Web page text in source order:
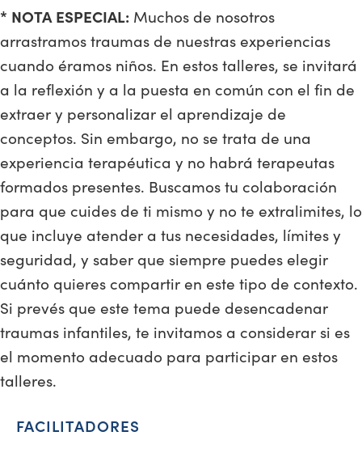
* NOTA ESPECIAL: Muchos de nosotros
arrastramos traumas de nuestras experiencias
cuando éramos niños. En estos talleres, se invitará
a la reflexión y a la puesta en común con el fin de
extraer y personalizar el aprendizaje de
conceptos. Sin embargo, no se trata de una
experiencia terapéutica y no habrá terapeutas
formados presentes. Buscamos tu colaboración
para que cuides de ti mismo y no te extralimites, lo
que incluye atender a tus necesidades, límites y
seguridad, y saber que siempre puedes elegir
cuánto quieres compartir en este tipo de contexto.
Si prevés que este tema puede desencadenar
traumas infantiles, te invitamos a considerar si es
el momento adecuado para participar en estos
talleres.
FACILITADORES